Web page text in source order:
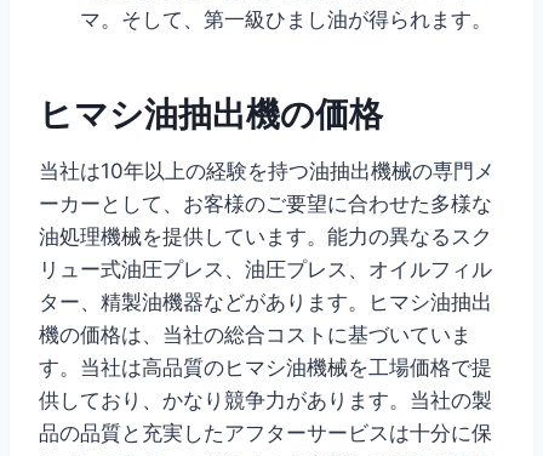
マ。そして、第一級ひまし油が得られます。
ヒマシ油抽出機の価格
当社は10年以上の経験を持つ油抽出機械の専門メ
ーカーとして、お客様のご要望に合わせた多様な
油処理機械を提供しています。能力の異なるスク
リュー式油圧プレス、油圧プレス、オイルフィル
ター、精製油機器などがあります。ヒマシ油抽出
機の価格は、当社の総合コストに基づいていま
す。当社は高品質のヒマシ油機械を工場価格で提
供しており、かなり競争力があります。当社の製
品の品質と充実したアフターサービスは十分に保